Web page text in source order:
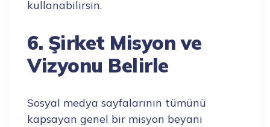
kullanabilirsin.
6. Şirket Misyon ve
Vizyonu Belirle
Sosyal medya sayfalarının tümünü
kapsayan genel bir misyon beyanı